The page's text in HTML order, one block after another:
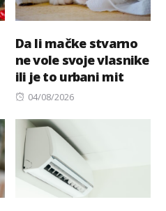
Da li mačke stvarno
ne vole svoje vlasnike
ili je to urbani mit
Posted
04/08/2026